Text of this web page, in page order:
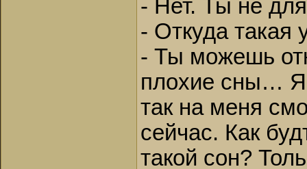
- Нет. Ты не для
- Откуда такая
- Ты можешь
плохие сны… Я
так на меня
сейчас. Как
такой сон?